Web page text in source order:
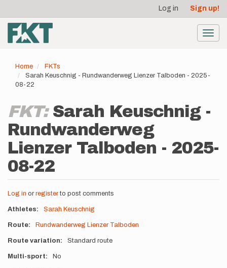
main
content
account
menu
Log in Sign up!
Home
FKTs
Sarah Keuschnig - Rundwanderweg Lienzer Talboden - 2025-
08-22
FKT: Sarah Keuschnig -
Rundwanderweg
Lienzer Talboden - 2025-
08-22
Log in or registerto post comments
Athletes Sarah Keuschnig
Route Rundwanderweg Lienzer Talboden
Route variation Standard route
Multi-sport No